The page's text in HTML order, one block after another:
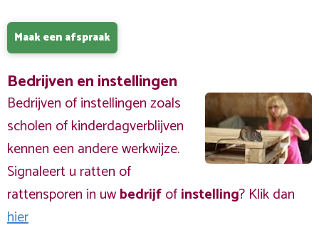
Maak een afspraak
Bedrijven en instellingen
Bedrijven of instellingen zoals
scholen of kinderdagverblijven
kennen een andere werkwijze.
Signaleert u ratten of
rattensporen in uwbedrijfofinstelling? Klik dan
hier